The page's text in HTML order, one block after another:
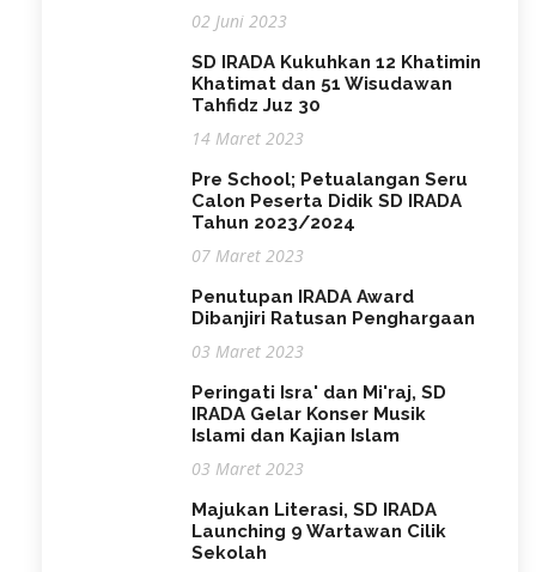
02 Juni 2023
SD IRADA Kukuhkan 12 Khatimin
Khatimat dan 51 Wisudawan
Tahfidz Juz 30
14 Maret 2023
Pre School; Petualangan Seru
Calon Peserta Didik SD IRADA
Tahun 2023/2024
07 Maret 2023
Penutupan IRADA Award
Dibanjiri Ratusan Penghargaan
03 Maret 2023
Peringati Isra' dan Mi'raj, SD
IRADA Gelar Konser Musik
Islami dan Kajian Islam
03 Maret 2023
Majukan Literasi, SD IRADA
Launching 9 Wartawan Cilik
Sekolah